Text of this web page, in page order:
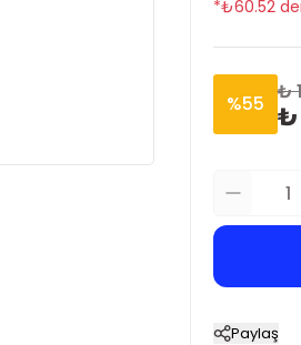
*₺60.52
%55 ₺
₺
Paylaş